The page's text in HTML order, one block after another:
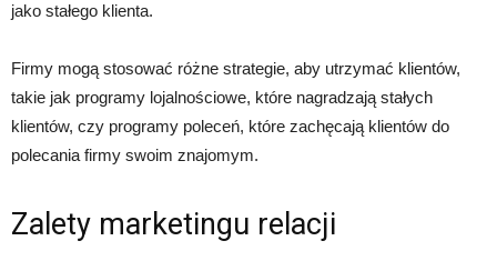
jako stałego klienta.
Firmy mogą stosować różne strategie, aby utrzymać klientów,
takie jak programy lojalnościowe, które nagradzają stałych
klientów, czy programy poleceń, które zachęcają klientów do
polecania firmy swoim znajomym.
Zalety marketingu relacji